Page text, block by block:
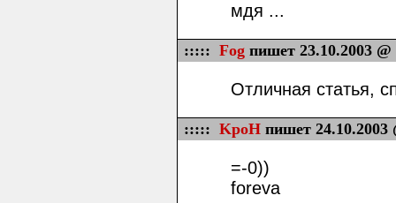
мдя ...
::::: Fog пишет 23.10.2003 @
Отличная статья,
::::: KpoH пишет 24.10.2003
=-0))
foreva